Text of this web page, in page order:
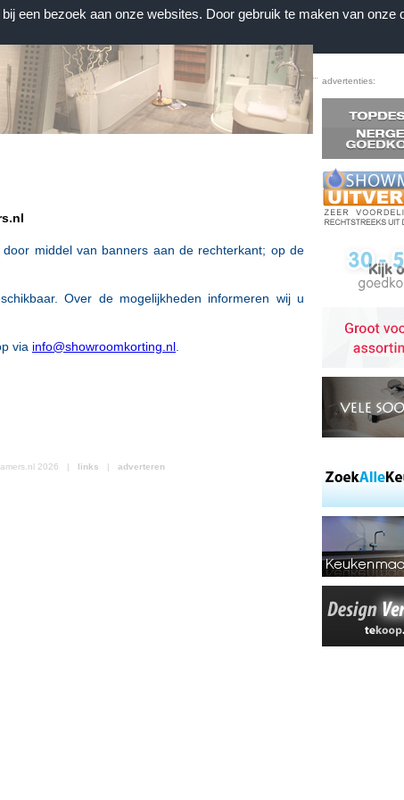
een bezoek aan onze websites. Door gebruik te maken van
Home | Voorwaarden | Contact Favorieten
advertenties:
middel van banners aan de rechterkant; op de
Over de mogelijkheden informeren wij u
via info@showroomkorting.nl
2026 | links | adverteren